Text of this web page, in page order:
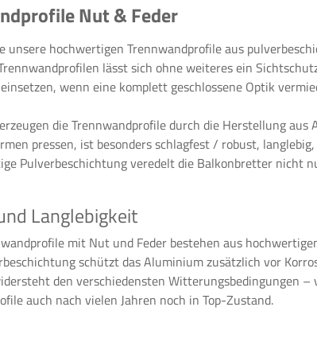
Nut & Feder
unsere hochwertigen Trennwandprofile aus
lässt sich ohne weiteres ein
wenn eine komplett geschlossene Optik
die Trennwandprofile durch die Herstellung
pressen, ist besonders schlagfest / robust,
Pulverbeschichtung veredelt die Balkonbretter nicht
Langlebigkeit
mit Nut und Feder bestehen aus
schützt das Aluminium zusätzlich vor
den verschiedensten Witterungsbedingungen
auch nach vielen Jahren noch in Top-Zustand.